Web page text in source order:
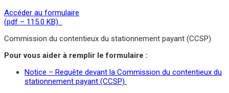
Accéder au formulaire
(pdf – 115.0 KB)
Commission du contentieux du stationnement payant (CCSP)
Pour vous aider à remplir le formulaire :
Notice – Requête devant la Commission du contentieux du
stationnement payant (CCSP)